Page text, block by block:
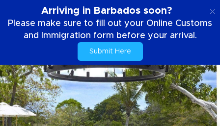
Arriving in Barbados soon?
Please make sure to fill out your Online Customs
and Immigration form before your arrival.
Submit Here